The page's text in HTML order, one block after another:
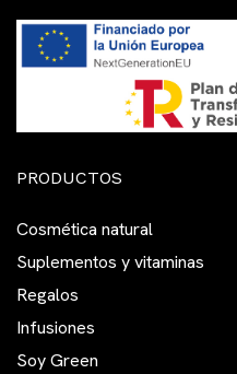
PRODUCTOS
Cosmética natural
Suplementos y vitaminas
Regalos
Infusiones
Soy Green